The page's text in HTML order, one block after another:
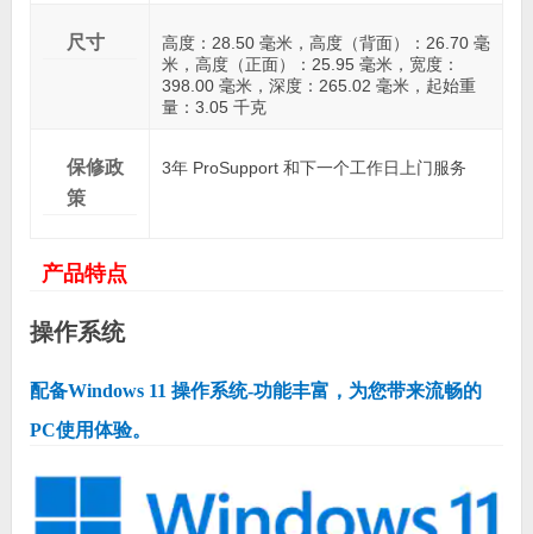
尺寸
高度：28.50 毫米，高度（背面）：26.70 毫
米，高度（正面）：25.95 毫米，宽度：
398.00 毫米，深度：265.02 毫米，起始重
量：3.05 千克
保修政
策
3年 ProSupport 和下一个工作日上门服务
产品特点
操作系统
配备Windows 11 操作系统-功能丰富，为您带来流畅的
PC使用体验。